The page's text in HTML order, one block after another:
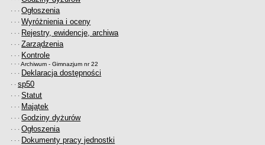
· · ·Ogłoszenia
· · ·Wyróżnienia i oceny
· · · Rejestry, ewidencje, archiwa
· · ·Zarządzenia
· · · Kontrole
· · ·Archiwum - Gimnazjum nr 22
· · · Deklaracja dostępności
· ·sp50
· · ·Statut
· · · Majątek
· · ·Godziny dyżurów
· · ·Ogłoszenia
· · · Dokumenty pracy jednostki